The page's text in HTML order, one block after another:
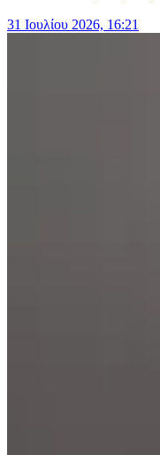
31 Ιουλίου 2026, 16:21